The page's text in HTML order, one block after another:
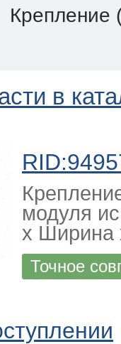
Крепление
в
модуля
х Ширина
Точное